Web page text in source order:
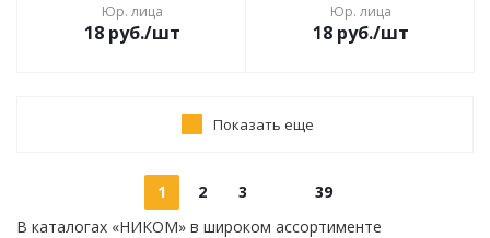
Юр. лица
18руб./шт
Юр. лица
18руб./шт
Показать еще
1 2 3
39
В каталогах «НИКОМ» в широком ассортименте